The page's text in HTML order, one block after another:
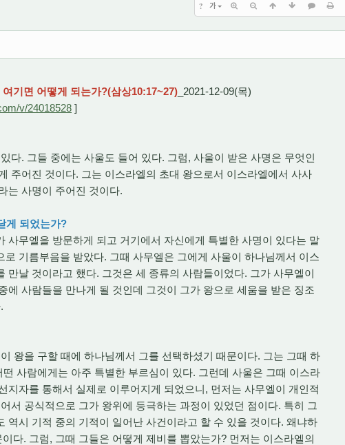
? 가
기면 어떻게 되는가?(삼상10:17~27) _2021-12-09(목)
v/24018528 ]
다. 그들 중에는 사울도 들어 있다. 그럼, 사울이 받은 사명은 무엇인
주어진 것이다. 그는 이스라엘의 초대 왕으로서 이스라엘에서 사사
는 사명이 주어진 것이다.
게 되었는가?
사무엘을 방문하게 되고 거기에서 자신에게 특별한 사명이 있다는 말
기름부음을 받았다. 그때 사무엘은 그에게 사울이 하나님께서 이스
만날 것이라고 했다. 그것은 세 종류의 사람들이었다. 그가 사무엘이
에 사람들을 만나게 될 것인데 그것이 그가 왕으로 세움을 받은 징조
왕을 구할 때에 하나님께서 그를 선택하셨기 때문이다. 그는 그때 하
사람에게는 아주 특별한 부르심이 있다. 그런데 사울은 그때 이스라
지자를 통해서 실제로 이루어지게 되었으니, 먼저는 사무엘이 개인적
서 공식적으로 그가 왕위에 등극하는 과정이 있었던 점이다. 특히 그
역시 기적 중의 기적이 일어난 사건이라고 할 수 있을 것이다. 왜냐하
다. 그럼, 그때 그들은 어떻게 제비를 뽑았는가? 먼저는 이스라엘의